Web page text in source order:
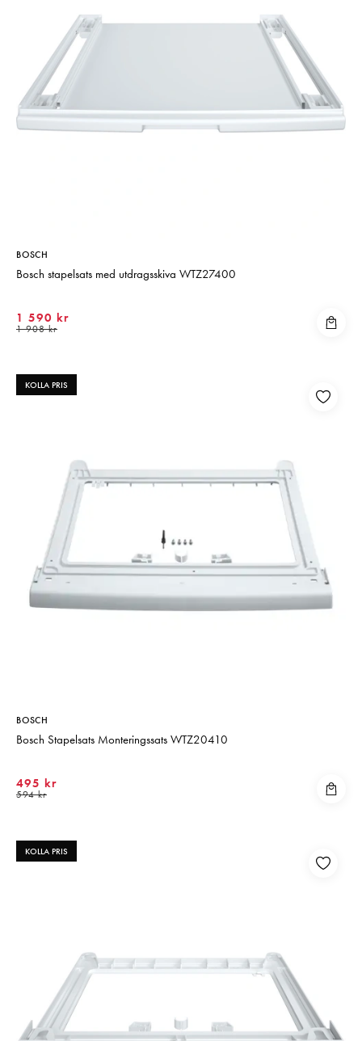
BOSCH
Bosch stapelsats med utdragsskiva WTZ27400
1 590 kr
1 908 kr
KOLLA PRIS
BOSCH
Bosch Stapelsats Monteringssats WTZ20410
495 kr
594 kr
KOLLA PRIS